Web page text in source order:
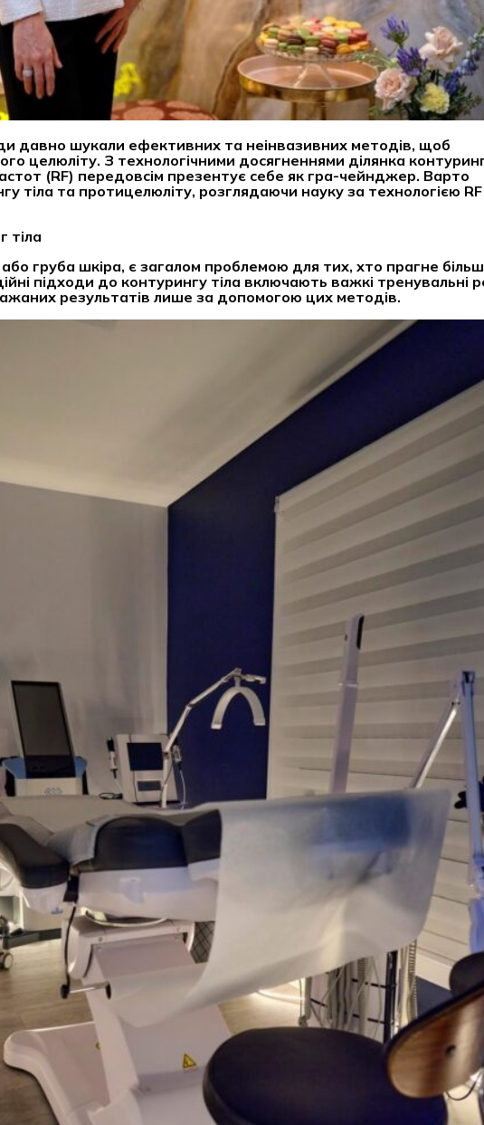
давно шукали ефективних та неінвазивних методів, щоб
целюліту. З технологічними досягненнями ділянка
(RF) передовсім презентує себе як гра-чейнджер. Варто
тіла та протицелюліту, розглядаючи науку за технологією RF
тіла
груба шкіра, є загалом проблемою для тих, хто прагне більш
підходи до контурингу тіла включають важкі тренувальні
результатів лише за допомогою цих методів.